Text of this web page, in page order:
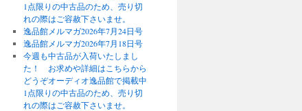
1点限りの中古品のため、売り切
れの際はご容赦下さいませ。
逸品館メルマガ2026年7月24日号
逸品館メルマガ2026年7月18日号
今週も中古品が入荷いたしまし
た！ お求めや詳細はこちらから
どうぞオーディオ逸品館で掲載中
1点限りの中古品のため、売り切
れの際はご容赦下さいませ。